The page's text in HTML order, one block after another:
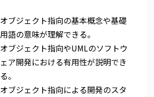
オブジェクト指向の基本概念や基礎
用語の意味が理解できる。
オブジェクト指向やUMLのソフトウ
ェア開発における有用性が説明でき
る。
オブジェクト指向による開発のスタ